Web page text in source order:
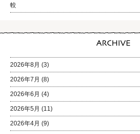
較
2026年8月 (3)
2026年7月 (8)
2026年6月 (4)
2026年5月 (11)
2026年4月 (9)